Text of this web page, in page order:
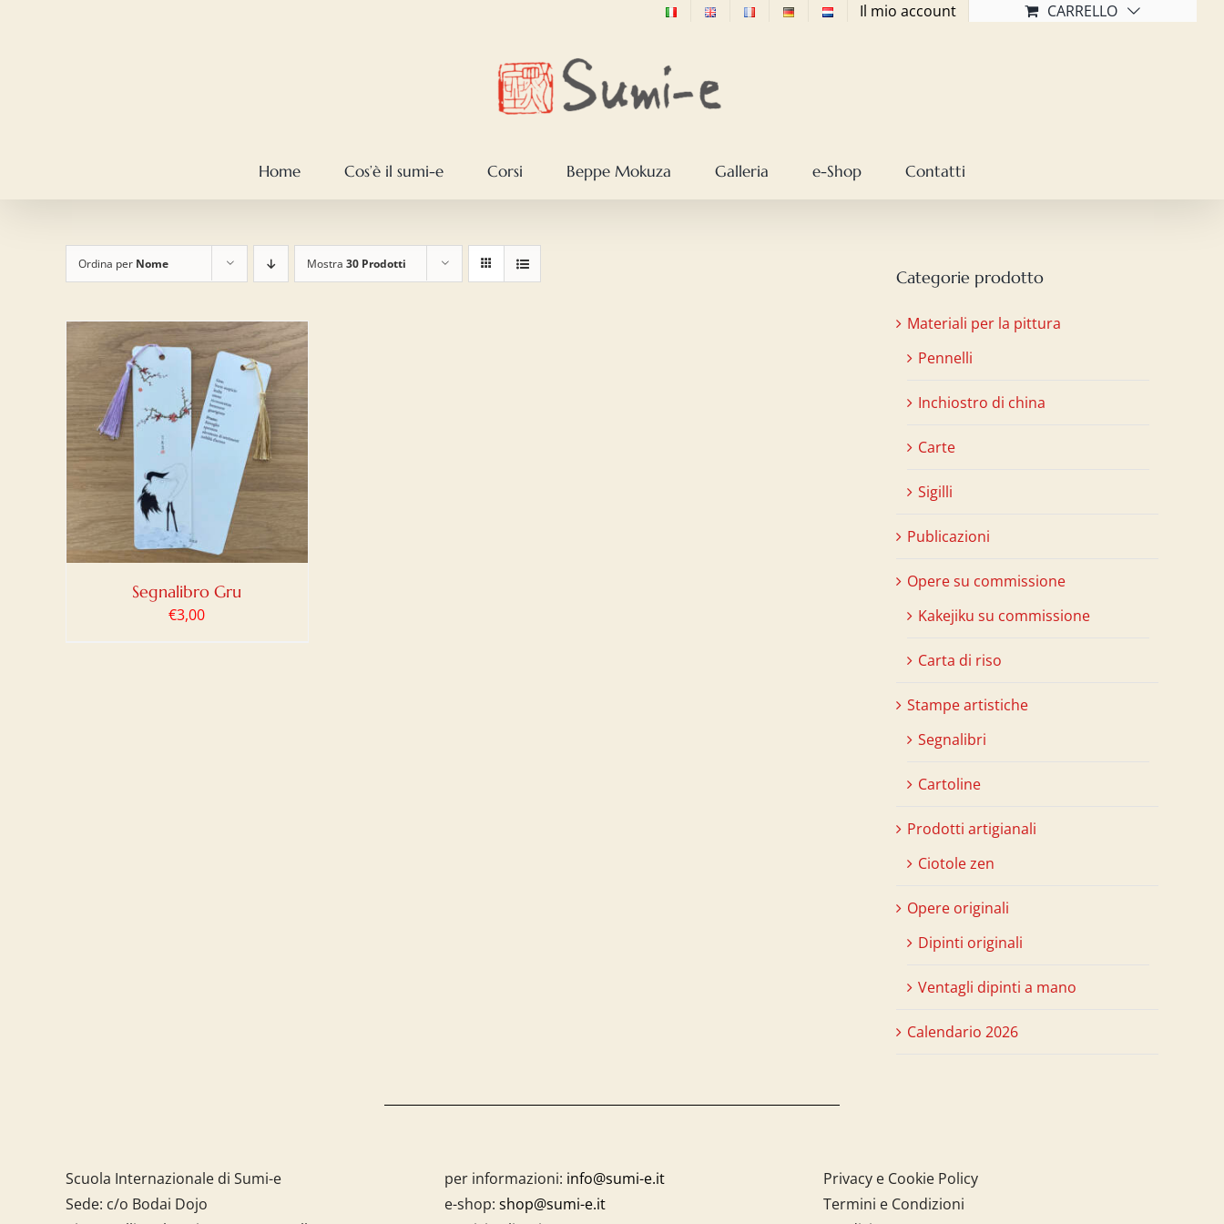
Il mio account CARRELLO
Home Cos’è il sumi-e Corsi Beppe Mokuza Galleria e-Shop Contatti
Ordina per Nome Mostra 30 Prodotti
Segnalibro Gru
€3,00
Categorie prodotto
Materiali per la pittura
Pennelli
Inchiostro di china
Carte
Sigilli
Publicazioni
Opere su commissione
Kakejiku su commissione
Carta di riso
Stampe artistiche
Segnalibri
Cartoline
Prodotti artigianali
Ciotole zen
Opere originali
Dipinti originali
Ventagli dipinti a mano
Calendario 2026
Scuola Internazionale di Sumi-e
Sede: c/o Bodai Dojo
per informazioni: info@sumi-e.it
e-shop: shop@sumi-e.it
Privacy e Cookie Policy
Termini e Condizioni